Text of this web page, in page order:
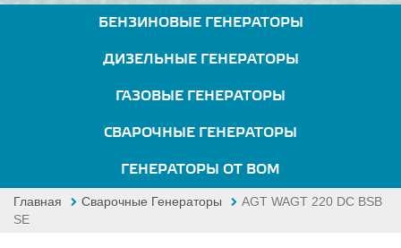
БЕНЗИНОВЫЕ ГЕНЕРАТОРЫ
ДИЗЕЛЬНЫЕ ГЕНЕРАТОРЫ
ГАЗОВЫЕ ГЕНЕРАТОРЫ
СВАРОЧНЫЕ ГЕНЕРАТОРЫ
ГЕНЕРАТОРЫ ОТ ВОМ
Главная Сварочные Генераторы
AGT WAGT 220 DC BSB
SE